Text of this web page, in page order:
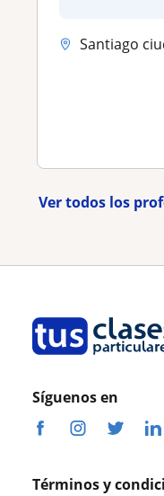
Santiago ciudad,
Ver todos los
Síguenos en
Términos y